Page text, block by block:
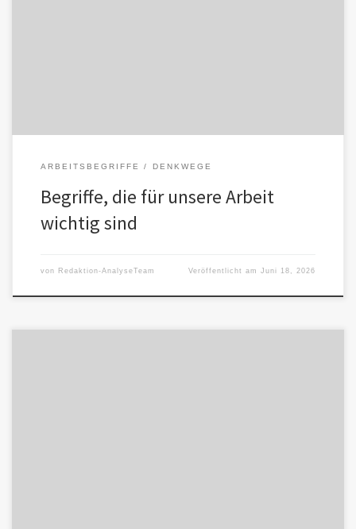
ARBEITSBEGRIFFE DENKWEGE
Begriffe, die für unsere Arbeit
wichtig sind
von Redaktion-AnalyseTeam Veröffentlicht amJuni 18, 2026